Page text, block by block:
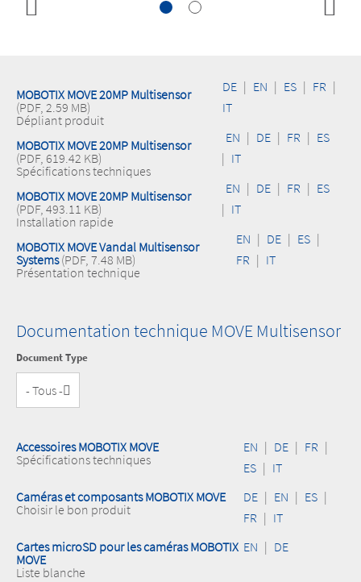
MOBOTIX MOVE 20MP Multisensor
(PDF, 2.59 MB)
Dépliant produit
DE | EN | ES | FR |
IT
MOBOTIX MOVE 20MP Multisensor
(PDF, 619.42 KB)
Spécifications techniques
EN | DE | FR | ES
| IT
MOBOTIX MOVE 20MP Multisensor
(PDF, 493.11 KB)
Installation rapide
EN | DE | FR | ES
| IT
MOBOTIX MOVE Vandal Multisensor
Systems(PDF, 7.48 MB)
Présentation technique
EN | DE | ES |
FR | IT
Documentation technique MOVE Multisensor
Document Type
Accessoires MOBOTIX MOVE
Spécifications techniques
EN | DE | FR |
ES | IT
Caméras et composants MOBOTIX MOVE
Choisir le bon produit
DE | EN | ES |
FR | IT
Cartes microSD pour les caméras MOBOTIX
MOVE
Liste blanche
EN | DE